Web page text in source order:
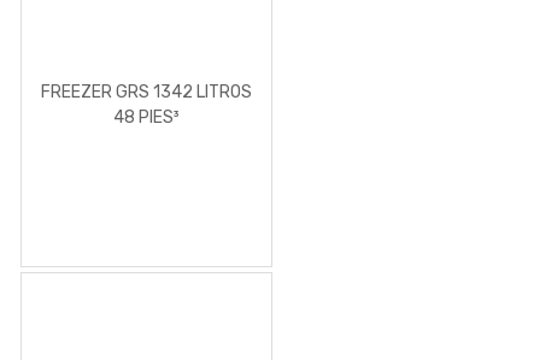
FREEZER GRS 1342 LITROS
48 PIES³